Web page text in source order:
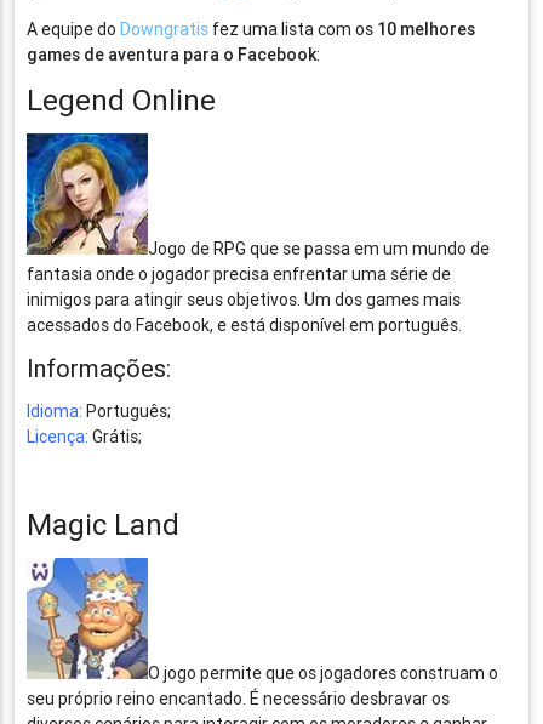
A equipe doDowngratis fez uma lista com os 10 melhores
games de aventura para o Facebook:
Legend Online
Jogo de RPG que se passa em um mundo de
fantasia onde o jogador precisa enfrentar uma série de
inimigos para atingir seus objetivos. Um dos games mais
acessados do Facebook, e está disponível em português.
Informações:
Idioma: Português;
Licença: Grátis;
Magic Land
O jogo permite que os jogadores construam o
seu próprio reino encantado. É necessário desbravar os